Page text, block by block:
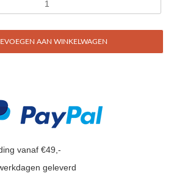
AAN WINKELWAGEN
vanaf €49,-
geleverd